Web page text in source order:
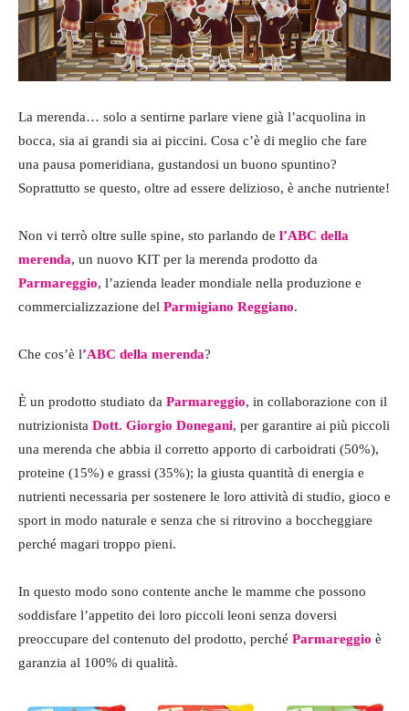
La merenda… solo a sentirne parlare viene già l’acquolina in
bocca, sia ai grandi sia ai piccini. Cosa c’è di meglio che fare
una pausa pomeridiana, gustandosi un buono spuntino?
Soprattutto se questo, oltre ad essere delizioso, è anche nutriente!
Non vi terrò oltre sulle spine, sto parlando de l’ABC della
merenda, un nuovo KIT per la merenda prodotto da
Parmareggio, l’azienda leader mondiale nella produzione e
commercializzazione del Parmigiano Reggiano.
Che cos’è l’ABC della merenda?
È un prodotto studiato da Parmareggio, in collaborazione con il
nutrizionista Dott. Giorgio Donegani, per garantire ai più piccoli
una merenda che abbia il corretto apporto di carboidrati (50%),
proteine (15%) e grassi (35%); la giusta quantità di energia e
nutrienti necessaria per sostenere le loro attività di studio, gioco e
sport in modo naturale e senza che si ritrovino a boccheggiare
perché magari troppo pieni.
In questo modo sono contente anche le mamme che possono
soddisfare l’appetito dei loro piccoli leoni senza doversi
preoccupare del contenuto del prodotto, perché Parmareggio è
garanzia al 100% di qualità.